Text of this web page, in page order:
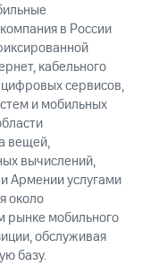
в России
кабельного
сервисов,
и мобильных
вещей,
вычислений,
Армении услугами
около
рынке мобильного
обслуживая
базу.